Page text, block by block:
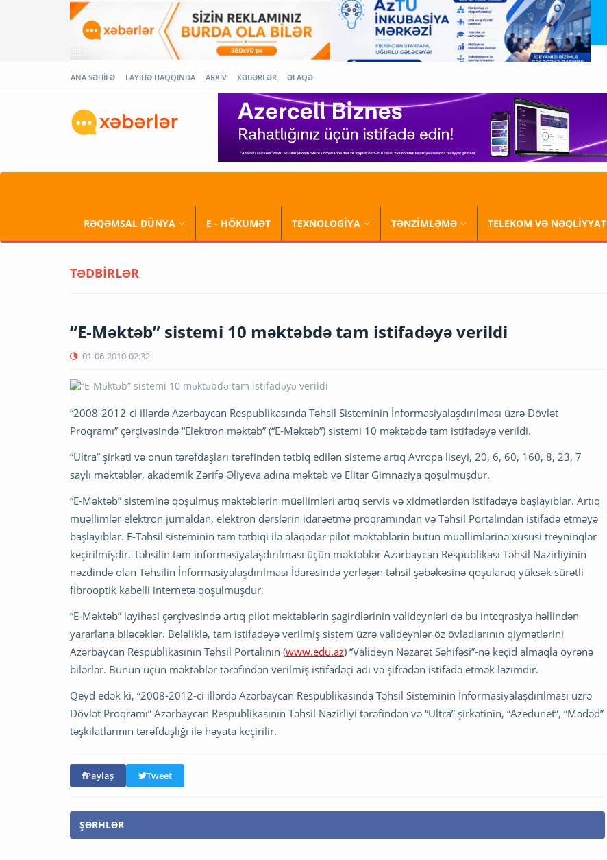
ANA SƏHİFƏ LAYİHƏ HAQQINDA ARXİV XƏBƏRLƏR ƏLAQƏ
RƏQƏMSAL DÜNYA E - HÖKUMƏT TEXNOLOGİYA TƏNZİMLƏMƏ TELEKOM VƏ NƏQLİYYAT
TƏDBİRLƏR
“E-Məktəb” sistemi 10 məktəbdə tam istifadəyə verildi
01-06-2010 02:32
“2008-2012-ci illərdə Azərbaycan Respublikasında Təhsil Sisteminin İnformasiyalaşdırılması üzrə Dövlət
Proqramı” çərçivəsində “Elektron məktəb” (“E-Məktəb”) sistemi 10 məktəbdə tam istifadəyə verildi.
“Ultra” şirkəti və onun tərəfdaşları tərəfindən tətbiq edilən sistemə artıq Avropa liseyi, 20, 6, 60, 160, 8, 23, 7
saylı məktəblər, akademik Zərifə Əliyeva adına məktəb və Elitar Gimnaziya qoşulmuşdur.
“E-Məktəb” sisteminə qoşulmuş məktəblərin müəllimləri artıq servis və xidmətlərdən istifadəyə başlayıblar. Artıq
müəllimlər elektron jurnaldan, elektron dərslərin idarəetmə proqramından və Təhsil Portalından istifadə etməyə
başlayıblar. E-Təhsil sisteminin tam tətbiqi ilə əlaqədar pilot məktəblərin bütün müəllimlərinə xüsusi treyninqlər
keçirilmişdir. Təhsilin tam informasiyalaşdırılması üçün məktəblər Azərbaycan Respublikası Təhsil Nazirliyinin
nəzdində olan Təhsilin İnformasiyalaşdırılması İdarəsində yerləşən təhsil şəbəkəsinə qoşularaq yüksək sürətli
fibrooptik kabelli internetə qoşulmuşdur.
“E-Məktəb” layihəsi çərçivəsində artıq pilot məktəblərin şagirdlərinin valideynləri də bu inteqrasiya həllindən
yararlana biləcəklər. Beləliklə, tam istifadəyə verilmiş sistem üzrə valideynlər öz övladlarının qiymətlərini
Azərbaycan Respublikasının Təhsil Portalının (www.edu.az) “Valideyn Nəzarət Səhifəsi”-nə keçid almaqla öyrənə
bilərlər. Bunun üçün məktəblər tərəfindən verilmiş istifadəçi adı və şifrədən istifadə etmək lazımdır.
Qeyd edək ki, “2008-2012-ci illərdə Azərbaycan Respublikasında Təhsil Sisteminin İnformasiyalaşdırılması üzrə
Dövlət Proqramı” Azərbaycan Respublikasının Təhsil Nazirliyi tərəfindən və “Ultra” şirkətinin, “Azedunet”, “Mədəd”
təşkilatlarının tərəfdaşlığı ilə həyata keçirilir.
Paylaş Tweet
ŞƏRHLƏR